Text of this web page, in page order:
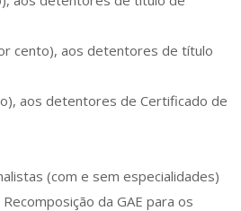
cento), aos detentores de título
aos detentores de Certificado de
(com e sem especialidades)
da GAE para os